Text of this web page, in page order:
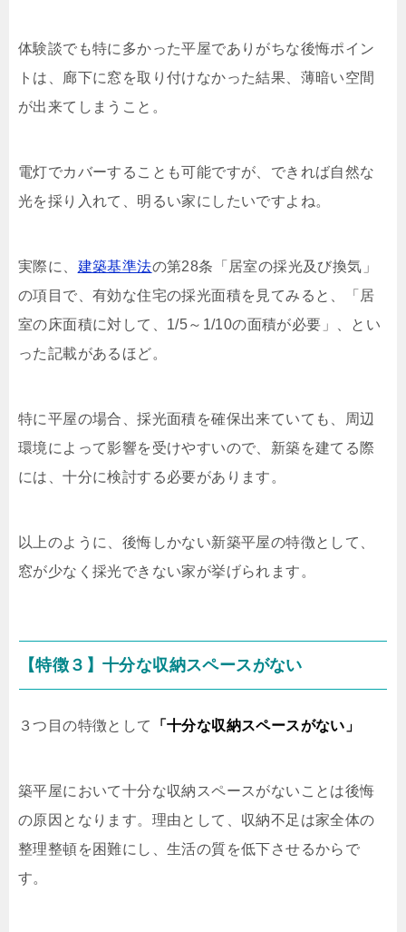
体験談でも特に多かった平屋でありがちな後悔ポイン
トは、廊下に窓を取り付けなかった結果、薄暗い空間
が出来てしまうこと。
電灯でカバーすることも可能ですが、できれば自然な
光を採り入れて、明るい家にしたいですよね。
実際に、 建築基準法の第28条「居室の採光及び換気」
の項目で、有効な住宅の採光面積を見てみると、「居
室の床面積に対して、1/5～1/10の面積が必要」、とい
った記載があるほど。
特に平屋の場合、採光面積を確保出来ていても、周辺
環境によって影響を受けやすいので、新築を建てる際
には、十分に検討する必要があります。
以上のように、後悔しかない新築平屋の特徴として、
窓が少なく採光できない家が挙げられます。
【特徴３】十分な収納スペースがない
３つ目の特徴として 「十分な収納スペースがない」
築平屋において十分な収納スペースがないことは後悔
の原因となります。理由として、収納不足は家全体の
整理整頓を困難にし、生活の質を低下させるからで
す。